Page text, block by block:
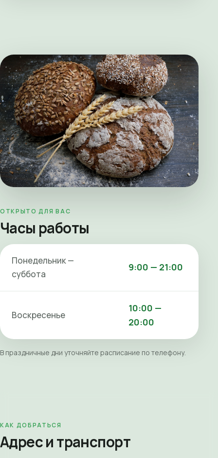
ОТКРЫТО ДЛЯ ВАС
Часы работы
Понедельник —
суббота
9:00 — 21:00
Воскресенье
10:00 —
20:00
В праздничные дни уточняйте расписание по телефону.
КАК ДОБРАТЬСЯ
Адрес и транспорт